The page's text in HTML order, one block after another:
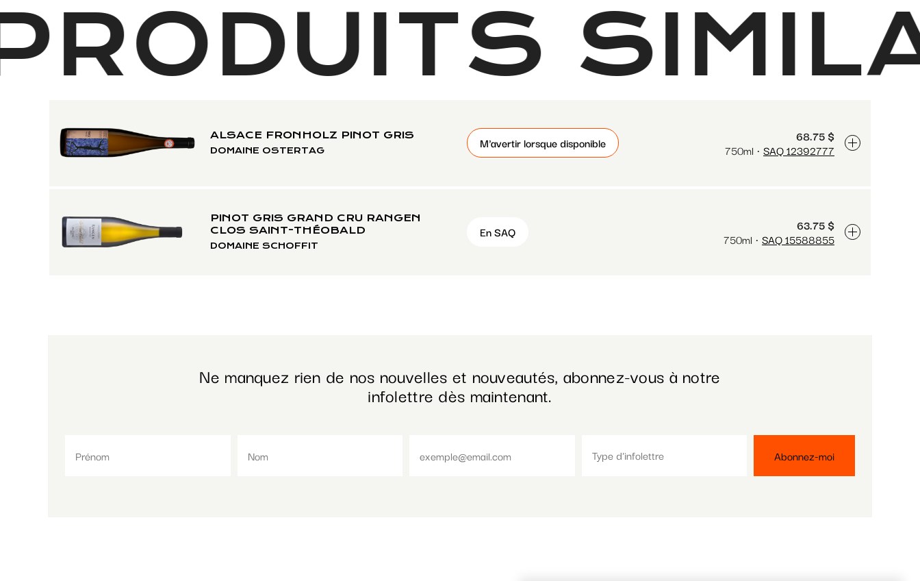
ALSACE FRONHOLZ PINOT GRIS
DOMAINE OSTERTAG M'avertir lorsque disponible
68.75 $
750ml
SAQ 12392777
PINOT GRIS GRAND CRU RANGEN
CLOS SAINT-THÉOBALD
DOMAINE SCHOFFIT
En SAQ
63.75 $
750ml
SAQ 15588855
Ne manquez rien de nos nouvelles et nouveautés, abonnez-vous à notre
infolettre dès maintenant.